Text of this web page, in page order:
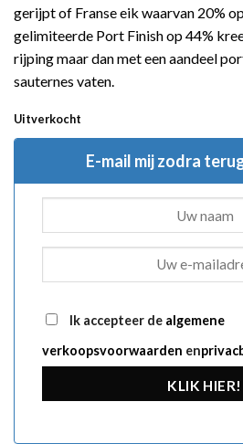
gerijpt of Franse eik waarvan 20%
gelimiteerde Port Finish op 44%
rijping maar dan met een aandeel
sauternes vaten.
Uitverkocht
E-mail mij zodra
Ik accepteer de algemene
verkoopsvoorwaarden en
KLIK HIER!